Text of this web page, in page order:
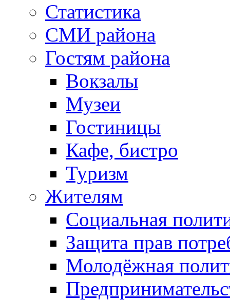
Статистика
СМИ района
Гостям района
Вокзалы
Музеи
Гостиницы
Кафе, бистро
Туризм
Жителям
Социальная
Защита прав
Молодёжная